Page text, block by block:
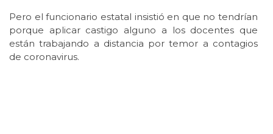
Pero el funcionario estatal insistió en que no tendrían
porque aplicar castigo alguno a los docentes que
están trabajando a distancia por temor a contagios
de coronavirus.